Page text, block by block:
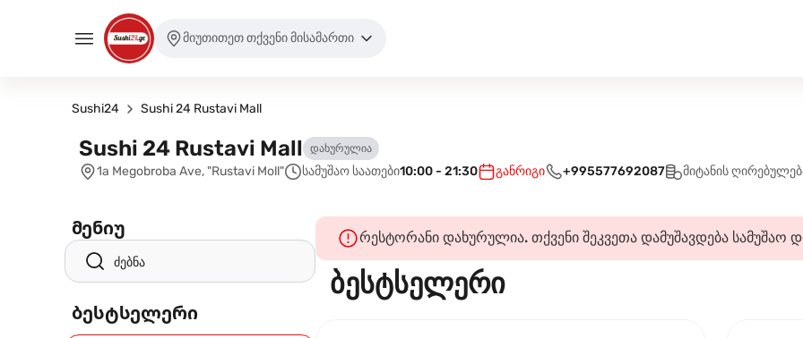
მიუთითეთ თქვენი მისამართი
Sushi24 Sushi 24 Rustavi Mall
Sushi 24 Rustavi Mall დახურულია
1a Megobroba Ave, "Rustavi Moll" სამუშაო საათები10:00 - 21:30 განრიგი +995577692087 მიტანის
მენიუ
ბესტსელერი
რესტორანი დახურულია. თქვენი შეკვეთა დამუშავდება სამუშაო
ბესტსელერი